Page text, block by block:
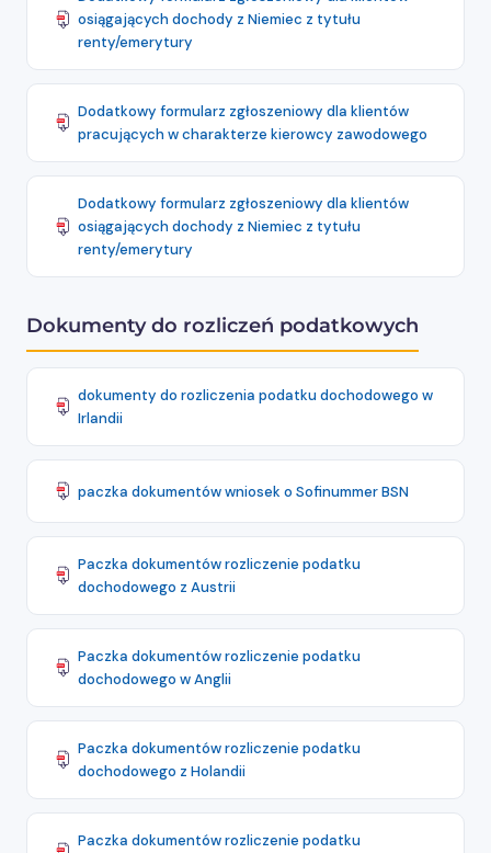
osiągających dochody z Niemiec z tytułu
renty/emerytury
Dodatkowy formularz zgłoszeniowy dla klientów
pracujących w charakterze kierowcy zawodowego
Dodatkowy formularz zgłoszeniowy dla klientów
osiągających dochody z Niemiec z tytułu
renty/emerytury
Dokumenty do rozliczeń podatkowych
dokumenty do rozliczenia podatku dochodowego w
Irlandii
paczka dokumentów wniosek o Sofinummer BSN
Paczka dokumentów rozliczenie podatku
dochodowego z Austrii
Paczka dokumentów rozliczenie podatku
dochodowego w Anglii
Paczka dokumentów rozliczenie podatku
dochodowego z Holandii
Paczka dokumentów rozliczenie podatku